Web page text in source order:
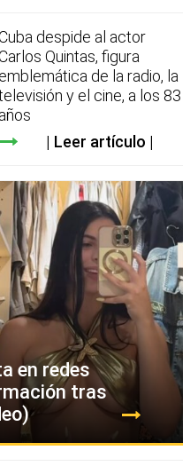
despide al actor
Quintas, figura
emblemática de la radio, la
y el cine, a los 83
años
Leer artículo
en redes
tras